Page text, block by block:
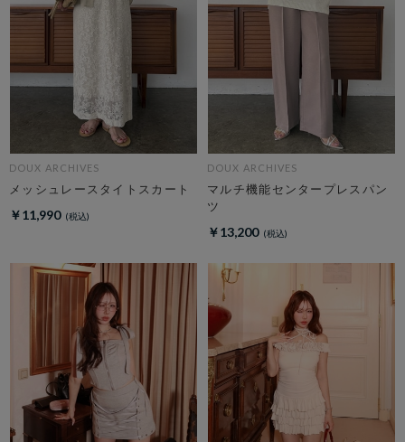
DOUX ARCHIVES
メッシュレースタイトスカート
￥11,990
DOUX ARCHIVES
マルチ機能センタープレスパン
ツ
￥13,200